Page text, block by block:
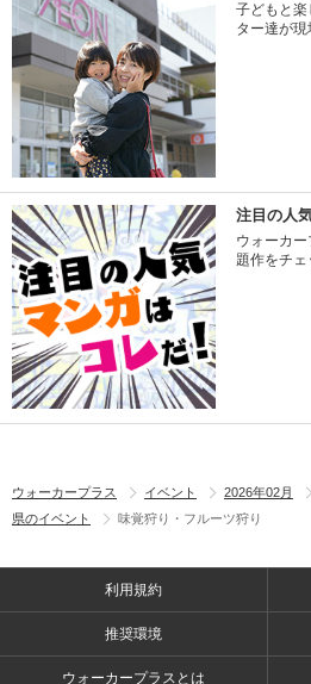
子どもと楽
ター達が現
注目の人
ウォーカ
題作をチェ
ウォーカープラス イベント 2026年02月
県のイベント
味覚狩り・フルーツ狩り
利用規約
推奨環境
ウォーカープラスとは